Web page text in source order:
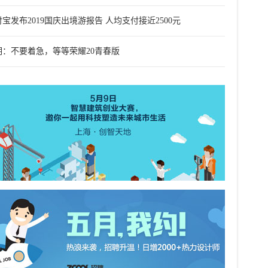
宝发布2019国庆出境游报告 人均支付接近2500元
：不要着急，等等荣耀20青春版